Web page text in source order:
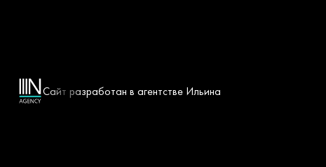
Сайт разработан в агентстве Ильина